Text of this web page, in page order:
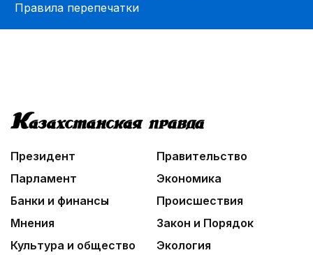
Правила перепечатки
Президент
Правительство
Парламент
Экономика
Банки и финансы
Происшествия
Мнения
Закон и Порядок
Культура и общество
Экология